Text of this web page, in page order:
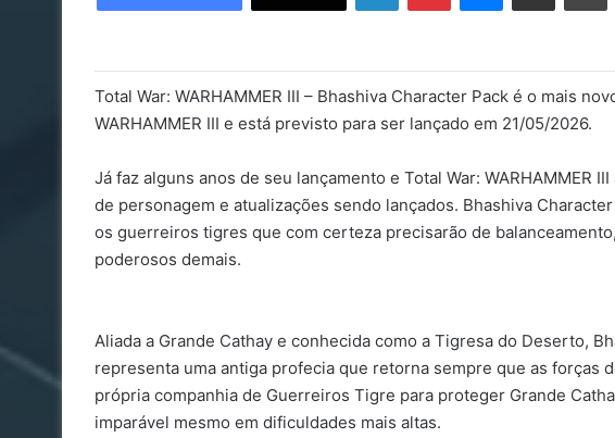
Total War: WARHAMMER III – Bhashiva Character Pack é o mais
WARHAMMER III e está previsto para ser lançado em 21/05/2026.
Já faz alguns anos de seu lançamento e Total War: WARHAMMER
de personagem e atualizações sendo lançados. Bhashiva
os guerreiros tigres que com certeza precisarão de
poderosos demais.
Aliada a Grande Cathay e conhecida como a Tigresa do Deserto,
representa uma antiga profecia que retorna sempre que as forças
própria companhia de Guerreiros Tigre para proteger Grande
imparável mesmo em dificuldades mais altas.